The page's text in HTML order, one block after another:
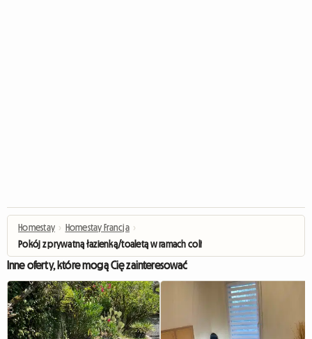
Homestay › Homestay Francja ›
Pokój z prywatną łazienką/toaletą w ramach colivingu
Inne oferty, które mogą Cię zainteresować